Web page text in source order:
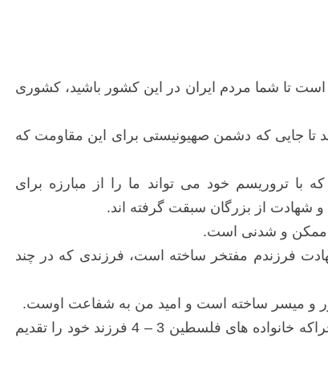
است تا شما مردم ایران در این کشور باشید، کشوری
جایی که دشمن صهیونیستی برای این مقاومت که
تروریسم خود می تواند ما را از مبارزه برای
شهادت از بزرگان سبقت گرفته اند.
ممکن و شدنی است.
فرزندم مفتخر ساخته است، فرزندی که در چند
و میسر ساخته است و امید من به شفاعت اوست.
زقوت ادامه داد: محمود اولین شهید خانواده نیست و برادرم نیز در جنگ 22 روزه به شهادت رسید اما نمی توانم سر بلند کنم چراکه خانواده های فلسطین 3 – 4 فرزند خود را تقدیم